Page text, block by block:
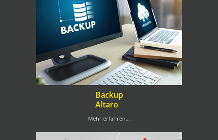
Backup
Altaro
Mehr erfahren...